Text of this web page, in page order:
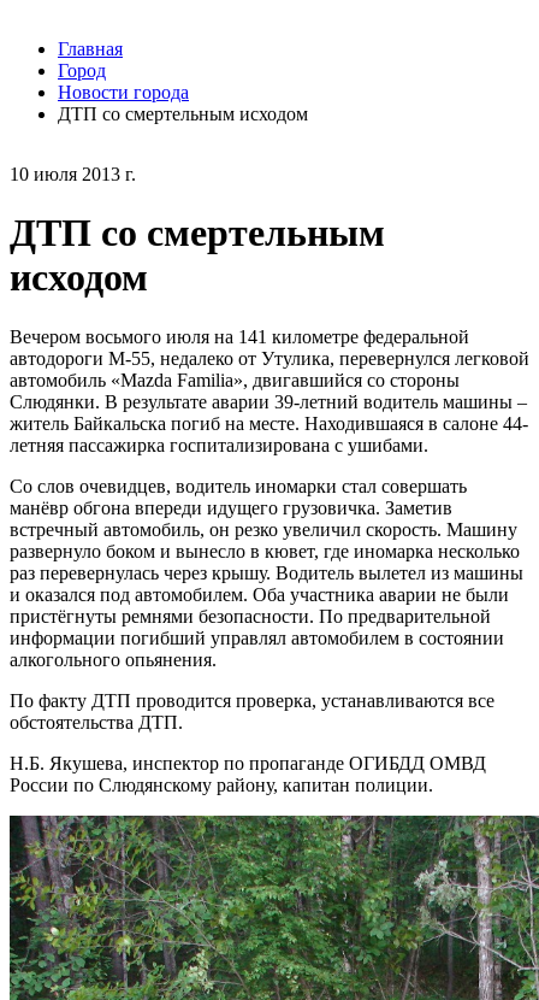
10 июля 2013 г.
ДТП со смертельным
исходом
Вечером восьмого июля на 141 километре федеральной
автодороги М-55, недалеко от Утулика, перевернулся легковой
автомобиль «Mazda Familia», двигавшийся со стороны
Слюдянки. В результате аварии 39-летний водитель машины –
житель Байкальска погиб на месте. Находившаяся в салоне 44-
летняя пассажирка госпитализирована с ушибами.
Со слов очевидцев, водитель иномарки стал совершать
манёвр обгона впереди идущего грузовичка. Заметив
встречный автомобиль, он резко увеличил скорость. Машину
развернуло боком и вынесло в кювет, где иномарка несколько
раз перевернулась через крышу. Водитель вылетел из машины
и оказался под автомобилем. Оба участника аварии не были
пристёгнуты ремнями безопасности. По предварительной
информации погибший управлял автомобилем в состоянии
алкогольного опьянения.
По факту ДТП проводится проверка, устанавливаются все
обстоятельства ДТП.
Н.Б. Якушева, инспектор по пропаганде ОГИБДД ОМВД
России по Слюдянскому району, капитан полиции.
Главная
Город
Новости города
ДТП со смертельным исходом